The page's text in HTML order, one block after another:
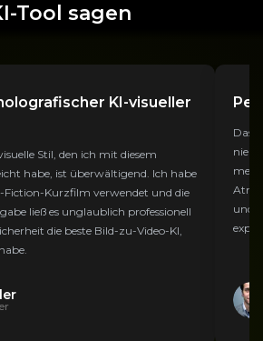
Tool sagen
KI-visueller
Stil, den ich mit diesem
habe, ist überwältigend. Ich habe
Fiction-Kurzfilm verwendet und die
ließ es unglaublich professionell
die beste Bild-zu-Video-KI,
Das
nie
und